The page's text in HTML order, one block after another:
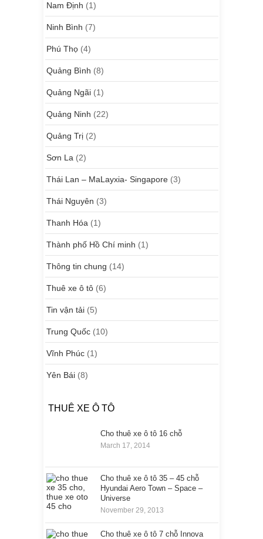
Nam Định (1)
Ninh Bình (7)
Phú Thọ (4)
Quảng Bình (8)
Quảng Ngãi (1)
Quảng Ninh (22)
Quảng Trị (2)
Sơn La (2)
Thái Lan – MaLayxia- Singapore (3)
Thái Nguyên (3)
Thanh Hóa (1)
Thành phố Hồ Chí minh (1)
Thông tin chung (14)
Thuê xe ô tô (6)
Tin vận tải (5)
Trung Quốc (10)
Vĩnh Phúc (1)
Yên Bái (8)
THUÊ XE Ô TÔ
Cho thuê xe ô tô 16 chỗ
March 17, 2014
Cho thuê xe ô tô 35 – 45 chỗ
Hyundai Aero Town – Space –
Universe
November 29, 2013
Cho thuê xe ô tô 7 chỗ Innova